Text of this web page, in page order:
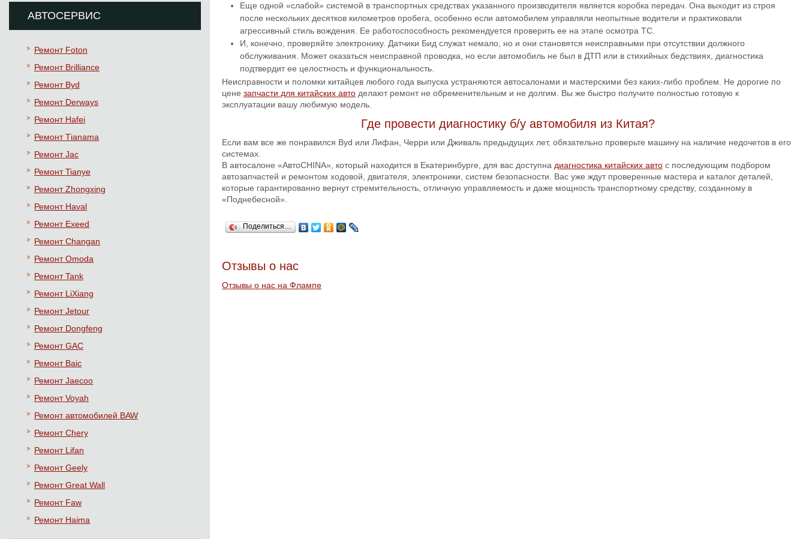
АВТОСЕРВИС
Ремонт Foton
Ремонт Brilliance
Ремонт Byd
Ремонт Derways
Ремонт Hafei
Ремонт Тianama
Ремонт Jac
Ремонт Tianye
Ремонт Zhongxing
Ремонт Haval
Ремонт Exeed
Ремонт Changan
Ремонт Omoda
Ремонт Tank
Ремонт LiXiang
Ремонт Jetour
Ремонт Dongfeng
Ремонт GAC
Ремонт Baic
Ремонт Jaecoo
Ремонт Voyah
Ремонт автомобилей BAW
Ремонт Chery
Ремонт Lifan
Ремонт Geely
Ремонт Great Wall
Ремонт Faw
Ремонт Haima
Еще одной «слабой» системой в транспортных средствах указанного производителя является коробка передач. Она выходит из строя
после нескольких десятков километров пробега, особенно если автомобилем управляли неопытные водители и практиковали
агрессивный стиль вождения. Ее работоспособность рекомендуется проверить ее на этапе осмотра ТС.
И, конечно, проверяйте электронику. Датчики Бид служат немало, но и они становятся неисправными при отсутствии должного
обслуживания. Может оказаться неисправной проводка, но если автомобиль не был в ДТП или в стихийных бедствиях, диагностика
подтвердит ее целостность и функциональность.
Неисправности и поломки китайцев любого года выпуска устраняются автосалонами и мастерскими без каких-либо проблем. Не дорогие по
цене запчасти для китайских авто делают ремонт не обременительным и не долгим. Вы же быстро получите полностью готовую к
эксплуатации вашу любимую модель.
Где провести диагностику б/у автомобиля из Китая?
Если вам все же понравился Byd или Лифан, Черри или Дживаль предыдущих лет, обязательно проверьте машину на наличие недочетов в его
системах.
В автосалоне «АвтоCHINA», который находится в Екатеринбурге, для вас доступна диагностика китайских авто с последующим подбором
автозапчастей и ремонтом ходовой, двигателя, электроники, систем безопасности. Вас уже ждут проверенные мастера и каталог деталей,
которые гарантированно вернут стремительность, отличную управляемость и даже мощность транспортному средству, созданному в
«Поднебесной».
Поделиться…
Отзывы о нас
Отзывы о нас на Флампе